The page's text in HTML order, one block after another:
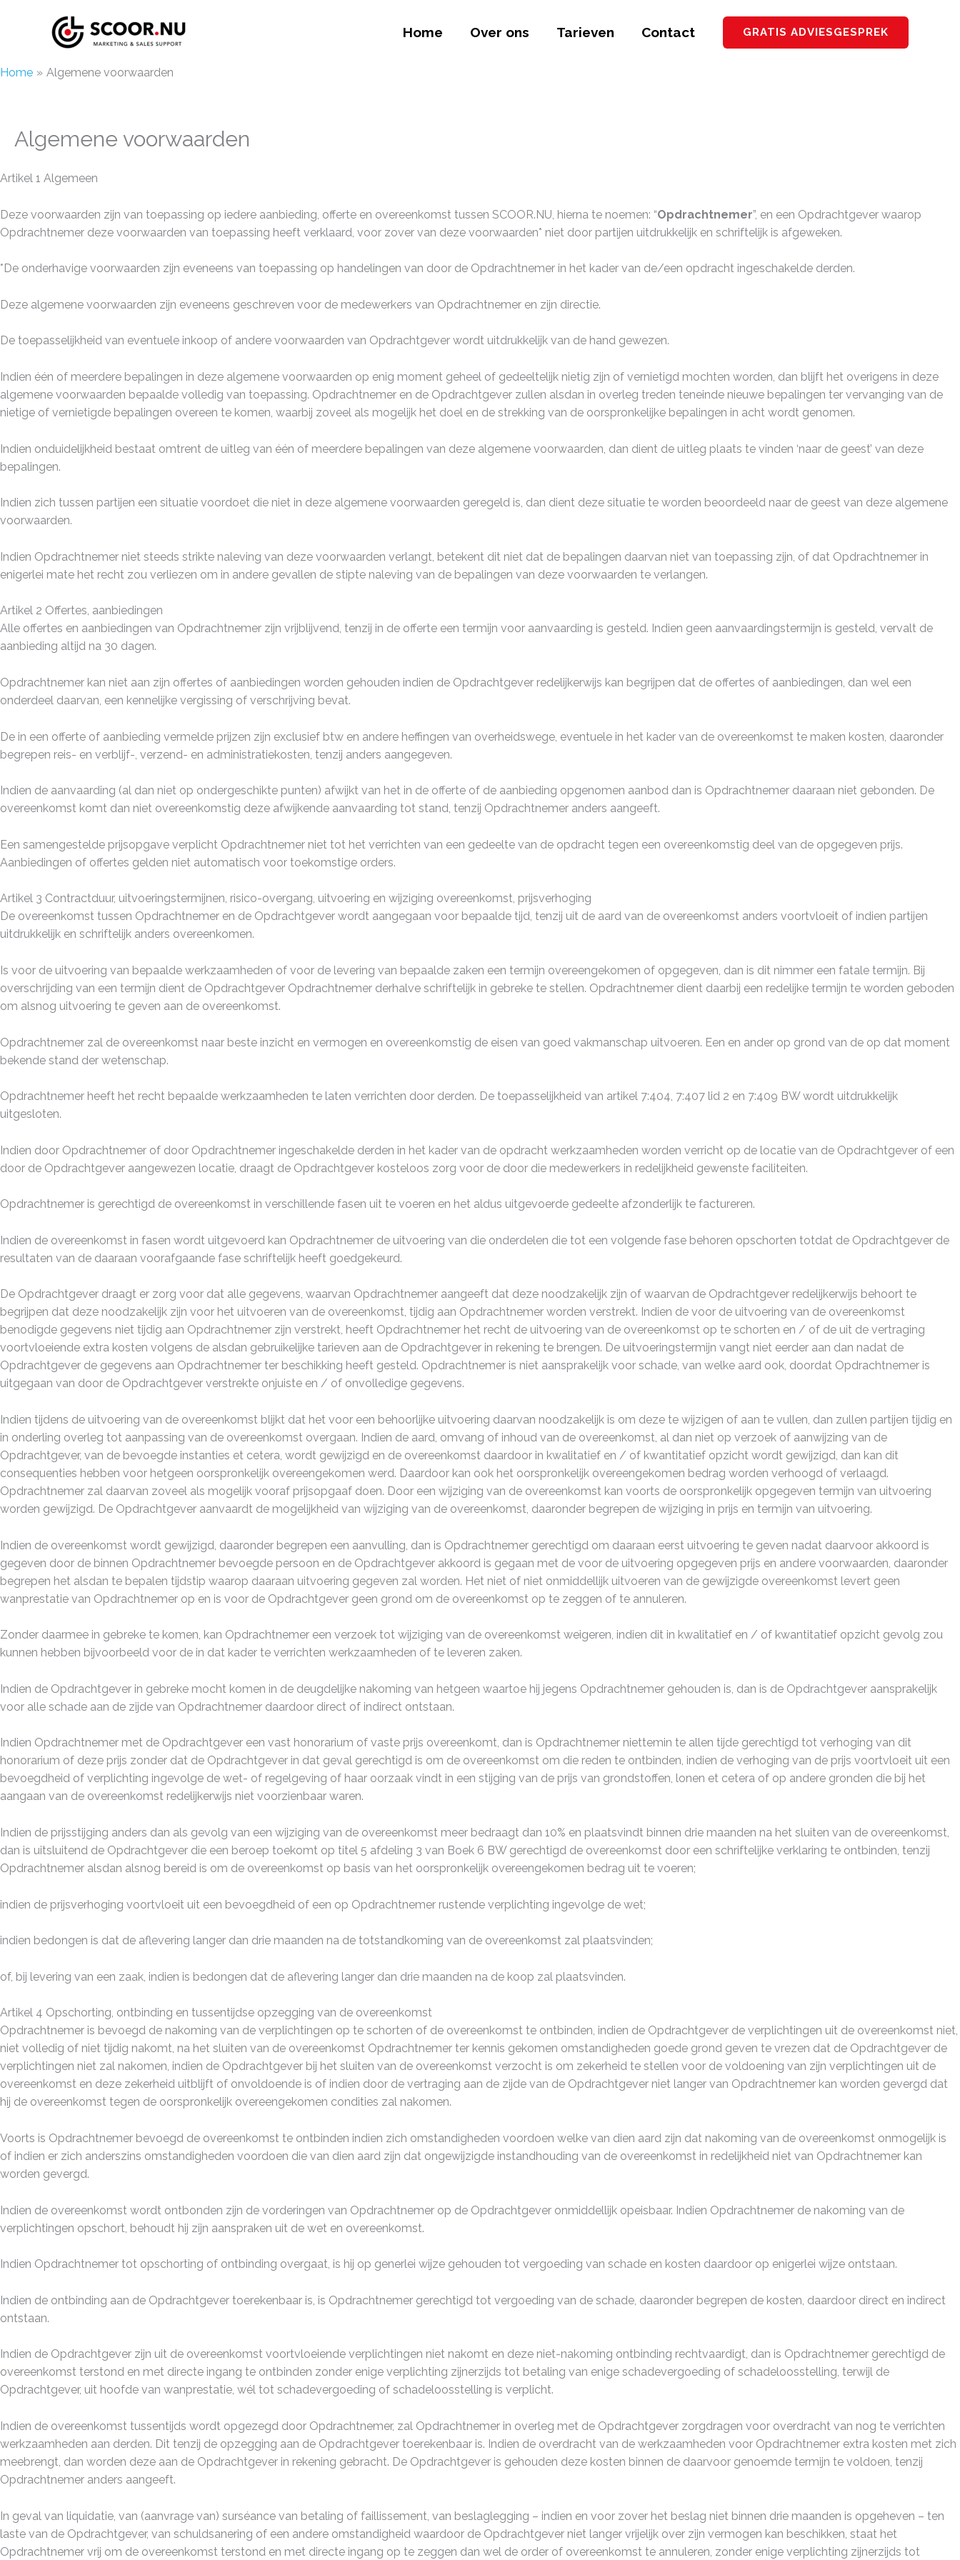
Home Over ons Tarieven Contact GRATIS ADVIESGESPREK
Home Algemene voorwaarden
Algemene voorwaarden
Artikel 1 Algemeen
Deze voorwaarden zijn van toepassing op iedere aanbieding, offerte en overeenkomst tussen SCOOR.NU, hierna te noemen: “Opdrachtnemer”, en een Opdrachtgever waarop
Opdrachtnemer deze voorwaarden van toepassing heeft verklaard, voor zover van deze voorwaarden* niet door partijen uitdrukkelijk en schriftelijk is afgeweken.
*De onderhavige voorwaarden zijn eveneens van toepassing op handelingen van door de Opdrachtnemer in het kader van de/een opdracht ingeschakelde derden.
Deze algemene voorwaarden zijn eveneens geschreven voor de medewerkers van Opdrachtnemer en zijn directie.
De toepasselijkheid van eventuele inkoop­ of andere voorwaarden van Opdrachtgever wordt uitdrukkelijk van de hand gewezen.
Indien één of meerdere bepalingen in deze algemene voorwaarden op enig moment geheel of gedeeltelijk nietig zijn of vernietigd mochten worden, dan blijft het overigens in deze
algemene voorwaarden bepaalde volledig van toepassing. Opdrachtnemer en de Opdrachtgever zullen alsdan in overleg treden teneinde nieuwe bepalingen ter vervanging van de
nietige of vernietigde bepalingen overeen te komen, waarbij zoveel als mogelijk het doel en de strekking van de oorspronkelijke bepalingen in acht wordt genomen.
Indien onduidelijkheid bestaat omtrent de uitleg van één of meerdere bepalingen van deze algemene voorwaarden, dan dient de uitleg plaats te vinden ‘naar de geest’ van deze
bepalingen.
Indien zich tussen partijen een situatie voordoet die niet in deze algemene voorwaarden geregeld is, dan dient deze situatie te worden beoordeeld naar de geest van deze algemene
voorwaarden.
Indien Opdrachtnemer niet steeds strikte naleving van deze voorwaarden verlangt, betekent dit niet dat de bepalingen daarvan niet van toepassing zijn, of dat Opdrachtnemer in
enigerlei mate het recht zou verliezen om in andere gevallen de stipte naleving van de bepalingen van deze voorwaarden te verlangen.
Artikel 2 Offertes, aanbiedingen
Alle offertes en aanbiedingen van Opdrachtnemer zijn vrijblijvend, tenzij in de offerte een termijn voor aanvaarding is gesteld. Indien geen aanvaardingstermijn is gesteld, vervalt de
aanbieding altijd na 30 dagen.
Opdrachtnemer kan niet aan zijn offertes of aanbiedingen worden gehouden indien de Opdrachtgever redelijkerwijs kan begrijpen dat de offertes of aanbiedingen, dan wel een
onderdeel daarvan, een kennelijke vergissing of verschrijving bevat.
De in een offerte of aanbieding vermelde prijzen zijn exclusief btw en andere heffingen van overheidswege, eventuele in het kader van de overeenkomst te maken kosten, daaronder
begrepen reis- en verblijf-, verzend- en administratiekosten, tenzij anders aangegeven.
Indien de aanvaarding (al dan niet op ondergeschikte punten) afwijkt van het in de offerte of de aanbieding opgenomen aanbod dan is Opdrachtnemer daaraan niet gebonden. De
overeenkomst komt dan niet overeenkomstig deze afwijkende aanvaarding tot stand, tenzij Opdrachtnemer anders aangeeft.
Een samengestelde prijsopgave verplicht Opdrachtnemer niet tot het verrichten van een gedeelte van de opdracht tegen een overeenkomstig deel van de opgegeven prijs.
Aanbiedingen of offertes gelden niet automatisch voor toekomstige orders.
Artikel 3 Contractduur, uitvoeringstermijnen, risico-overgang, uitvoering en wijziging overeenkomst, prijsverhoging
De overeenkomst tussen Opdrachtnemer en de Opdrachtgever wordt aangegaan voor bepaalde tijd, tenzij uit de aard van de overeenkomst anders voortvloeit of indien partijen
uitdrukkelijk en schriftelijk anders overeenkomen.
Is voor de uitvoering van bepaalde werkzaamheden of voor de levering van bepaalde zaken een termijn overeengekomen of opgegeven, dan is dit nimmer een fatale termijn. Bij
overschrijding van een termijn dient de Opdrachtgever Opdrachtnemer derhalve schriftelijk in gebreke te stellen. Opdrachtnemer dient daarbij een redelijke termijn te worden geboden
om alsnog uitvoering te geven aan de overeenkomst.
Opdrachtnemer zal de overeenkomst naar beste inzicht en vermogen en overeenkomstig de eisen van goed vakmanschap uitvoeren. Een en ander op grond van de op dat moment
bekende stand der wetenschap.
Opdrachtnemer heeft het recht bepaalde werkzaamheden te laten verrichten door derden. De toepasselijkheid van artikel 7:404, 7:407 lid 2 en 7:409 BW wordt uitdrukkelijk
uitgesloten.
Indien door Opdrachtnemer of door Opdrachtnemer ingeschakelde derden in het kader van de opdracht werkzaamheden worden verricht op de locatie van de Opdrachtgever of een
door de Opdrachtgever aangewezen locatie, draagt de Opdrachtgever kosteloos zorg voor de door die medewerkers in redelijkheid gewenste faciliteiten.
Opdrachtnemer is gerechtigd de overeenkomst in verschillende fasen uit te voeren en het aldus uitgevoerde gedeelte afzonderlijk te factureren.
Indien de overeenkomst in fasen wordt uitgevoerd kan Opdrachtnemer de uitvoering van die onderdelen die tot een volgende fase behoren opschorten totdat de Opdrachtgever de
resultaten van de daaraan voorafgaande fase schriftelijk heeft goedgekeurd.
De Opdrachtgever draagt er zorg voor dat alle gegevens, waarvan Opdrachtnemer aangeeft dat deze noodzakelijk zijn of waarvan de Opdrachtgever redelijkerwijs behoort te
begrijpen dat deze noodzakelijk zijn voor het uitvoeren van de overeenkomst, tijdig aan Opdrachtnemer worden verstrekt. Indien de voor de uitvoering van de overeenkomst
benodigde gegevens niet tijdig aan Opdrachtnemer zijn verstrekt, heeft Opdrachtnemer het recht de uitvoering van de overeenkomst op te schorten en / of de uit de vertraging
voortvloeiende extra kosten volgens de alsdan gebruikelijke tarieven aan de Opdrachtgever in rekening te brengen. De uitvoeringstermijn vangt niet eerder aan dan nadat de
Opdrachtgever de gegevens aan Opdrachtnemer ter beschikking heeft gesteld. Opdrachtnemer is niet aansprakelijk voor schade, van welke aard ook, doordat Opdrachtnemer is
uitgegaan van door de Opdrachtgever verstrekte onjuiste en / of onvolledige gegevens.
Indien tijdens de uitvoering van de overeenkomst blijkt dat het voor een behoorlijke uitvoering daarvan noodzakelijk is om deze te wijzigen of aan te vullen, dan zullen partijen tijdig en
in onderling overleg tot aanpassing van de overeenkomst overgaan. Indien de aard, omvang of inhoud van de overeenkomst, al dan niet op verzoek of aanwijzing van de
Opdrachtgever, van de bevoegde instanties et cetera, wordt gewijzigd en de overeenkomst daardoor in kwalitatief en / of kwantitatief opzicht wordt gewijzigd, dan kan dit
consequenties hebben voor hetgeen oorspronkelijk overeengekomen werd. Daardoor kan ook het oorspronkelijk overeengekomen bedrag worden verhoogd of verlaagd.
Opdrachtnemer zal daarvan zoveel als mogelijk vooraf prijsopgaaf doen. Door een wijziging van de overeenkomst kan voorts de oorspronkelijk opgegeven termijn van uitvoering
worden gewijzigd. De Opdrachtgever aanvaardt de mogelijkheid van wijziging van de overeenkomst, daaronder begrepen de wijziging in prijs en termijn van uitvoering.
Indien de overeenkomst wordt gewijzigd, daaronder begrepen een aanvulling, dan is Opdrachtnemer gerechtigd om daaraan eerst uitvoering te geven nadat daarvoor akkoord is
gegeven door de binnen Opdrachtnemer bevoegde persoon en de Opdrachtgever akkoord is gegaan met de voor de uitvoering opgegeven prijs en andere voorwaarden, daaronder
begrepen het alsdan te bepalen tijdstip waarop daaraan uitvoering gegeven zal worden. Het niet of niet onmiddellijk uitvoeren van de gewijzigde overeenkomst levert geen
wanprestatie van Opdrachtnemer op en is voor de Opdrachtgever geen grond om de overeenkomst op te zeggen of te annuleren.
Zonder daarmee in gebreke te komen, kan Opdrachtnemer een verzoek tot wijziging van de overeenkomst weigeren, indien dit in kwalitatief en / of kwantitatief opzicht gevolg zou
kunnen hebben bijvoorbeeld voor de in dat kader te verrichten werkzaamheden of te leveren zaken.
Indien de Opdrachtgever in gebreke mocht komen in de deugdelijke nakoming van hetgeen waartoe hij jegens Opdrachtnemer gehouden is, dan is de Opdrachtgever aansprakelijk
voor alle schade aan de zijde van Opdrachtnemer daardoor direct of indirect ontstaan.
Indien Opdrachtnemer met de Opdrachtgever een vast honorarium of vaste prijs overeenkomt, dan is Opdrachtnemer niettemin te allen tijde gerechtigd tot verhoging van dit
honorarium of deze prijs zonder dat de Opdrachtgever in dat geval gerechtigd is om de overeenkomst om die reden te ontbinden, indien de verhoging van de prijs voortvloeit uit een
bevoegdheid of verplichting ingevolge de wet- of regelgeving of haar oorzaak vindt in een stijging van de prijs van grondstoffen, lonen et cetera of op andere gronden die bij het
aangaan van de overeenkomst redelijkerwijs niet voorzienbaar waren.
Indien de prijsstijging anders dan als gevolg van een wijziging van de overeenkomst meer bedraagt dan 10% en plaatsvindt binnen drie maanden na het sluiten van de overeenkomst,
dan is uitsluitend de Opdrachtgever die een beroep toekomt op titel 5 afdeling 3 van Boek 6 BW gerechtigd de overeenkomst door een schriftelijke verklaring te ontbinden, tenzij
Opdrachtnemer alsdan alsnog bereid is om de overeenkomst op basis van het oorspronkelijk overeengekomen bedrag uit te voeren;
indien de prijsverhoging voortvloeit uit een bevoegdheid of een op Opdrachtnemer rustende verplichting ingevolge de wet;
indien bedongen is dat de aflevering langer dan drie maanden na de totstandkoming van de overeenkomst zal plaatsvinden;
of, bij levering van een zaak, indien is bedongen dat de aflevering langer dan drie maanden na de koop zal plaatsvinden.
Artikel 4 Opschorting, ontbinding en tussentijdse opzegging van de overeenkomst
Opdrachtnemer is bevoegd de nakoming van de verplichtingen op te schorten of de overeenkomst te ontbinden, indien de Opdrachtgever de verplichtingen uit de overeenkomst niet,
niet volledig of niet tijdig nakomt, na het sluiten van de overeenkomst Opdrachtnemer ter kennis gekomen omstandigheden goede grond geven te vrezen dat de Opdrachtgever de
verplichtingen niet zal nakomen, indien de Opdrachtgever bij het sluiten van de overeenkomst verzocht is om zekerheid te stellen voor de voldoening van zijn verplichtingen uit de
overeenkomst en deze zekerheid uitblijft of onvoldoende is of indien door de vertraging aan de zijde van de Opdrachtgever niet langer van Opdrachtnemer kan worden gevergd dat
hij de overeenkomst tegen de oorspronkelijk overeengekomen condities zal nakomen.
Voorts is Opdrachtnemer bevoegd de overeenkomst te ontbinden indien zich omstandigheden voordoen welke van dien aard zijn dat nakoming van de overeenkomst onmogelijk is
of indien er zich anderszins omstandigheden voordoen die van dien aard zijn dat ongewijzigde instandhouding van de overeenkomst in redelijkheid niet van Opdrachtnemer kan
worden gevergd.
Indien de overeenkomst wordt ontbonden zijn de vorderingen van Opdrachtnemer op de Opdrachtgever onmiddellijk opeisbaar. Indien Opdrachtnemer de nakoming van de
verplichtingen opschort, behoudt hij zijn aanspraken uit de wet en overeenkomst.
Indien Opdrachtnemer tot opschorting of ontbinding overgaat, is hij op generlei wijze gehouden tot vergoeding van schade en kosten daardoor op enigerlei wijze ontstaan.
Indien de ontbinding aan de Opdrachtgever toerekenbaar is, is Opdrachtnemer gerechtigd tot vergoeding van de schade, daaronder begrepen de kosten, daardoor direct en indirect
ontstaan.
Indien de Opdrachtgever zijn uit de overeenkomst voortvloeiende verplichtingen niet nakomt en deze niet-nakoming ontbinding rechtvaardigt, dan is Opdrachtnemer gerechtigd de
overeenkomst terstond en met directe ingang te ontbinden zonder enige verplichting zijnerzijds tot betaling van enige schadevergoeding of schadeloosstelling, terwijl de
Opdrachtgever, uit hoofde van wanprestatie, wél tot schadevergoeding of schadeloosstelling is verplicht.
Indien de overeenkomst tussentijds wordt opgezegd door Opdrachtnemer, zal Opdrachtnemer in overleg met de Opdrachtgever zorgdragen voor overdracht van nog te verrichten
werkzaamheden aan derden. Dit tenzij de opzegging aan de Opdrachtgever toerekenbaar is. Indien de overdracht van de werkzaamheden voor Opdrachtnemer extra kosten met zich
meebrengt, dan worden deze aan de Opdrachtgever in rekening gebracht. De Opdrachtgever is gehouden deze kosten binnen de daarvoor genoemde termijn te voldoen, tenzij
Opdrachtnemer anders aangeeft.
In geval van liquidatie, van (aanvrage van) surséance van betaling of faillissement, van beslaglegging – indien en voor zover het beslag niet binnen drie maanden is opgeheven – ten
laste van de Opdrachtgever, van schuldsanering of een andere omstandigheid waardoor de Opdrachtgever niet langer vrijelijk over zijn vermogen kan beschikken, staat het
Opdrachtnemer vrij om de overeenkomst terstond en met directe ingang op te zeggen dan wel de order of overeenkomst te annuleren, zonder enige verplichting zijnerzijds tot